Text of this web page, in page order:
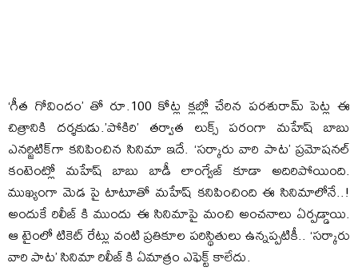
‘గీత గోవిందం’ తో రూ.100 కోట్ల క్లబ్లో చేరిన పరశురామ్ పెట్ల ఈ
చిత్రానికి దర్శకుడు.’పోకిరి’ తర్వాత లుక్స్ పరంగా మహేష్ బాబు
ఎనర్జిటిక్‌గా కనిపించిన సినిమా ఇదే. ‘సర్కారు వారి పాట’ ప్రమోషనల్
కంటెంట్లో మహేష్ బాబు బాడీ లాంగ్వేజ్‌ కూడా అదిరిపోయింది.
ముఖ్యంగా మెడ పై టాటూతో మహేష్ కనిపించింది ఈ సినిమాలోనే..!
అందుకే రిలీజ్ కి ముందు ఈ సినిమాపై మంచి అంచనాలు ఏర్పడ్డాయి.
ఆ టైంలో టికెట్ రేట్లు వంటి ప్రతికూల పరిస్థితులు ఉన్నప్పటికీ.. ‘సర్కారు
వారి పాట’ సినిమా రిలీజ్ కి ఏమాత్రం ఎఫెక్ట్ కాలేదు.